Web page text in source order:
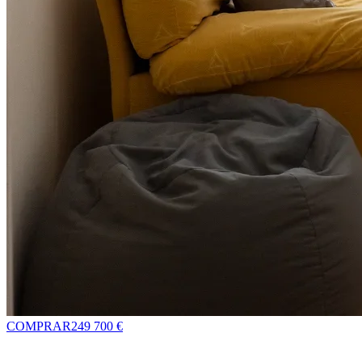
COMPRAR249 700 €